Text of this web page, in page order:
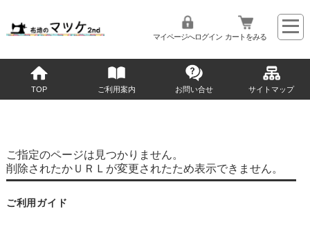
マイページへログイン カートをみる
TOP ご利用案内 お問い合せ サイトマップ
ご指定のページは見つかりません。
削除されたかＵＲＬが変更されたため表示できません。
ご利用ガイド